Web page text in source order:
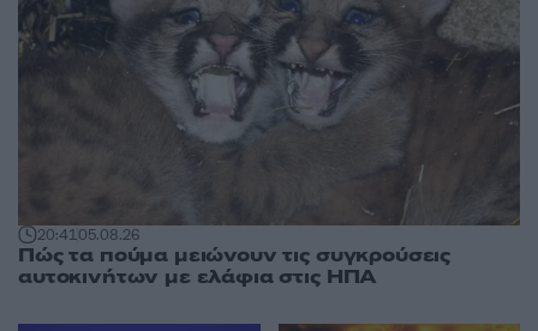
20:4105.08.26
Πώς τα πούμα μειώνουν τις συγκρούσεις
αυτοκινήτων με ελάφια στις ΗΠΑ